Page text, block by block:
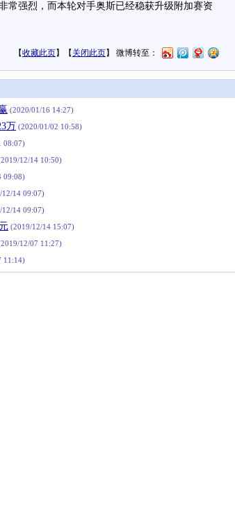
强烈，而本轮对手奥斯已经稳获升级附加赛资
【收藏此页】【 关闭此页】 微博转至：
(2020/01/16 14:27)
万 (2020/01/02 10:58)
08:07)
12/14 10:50)
09:08)
12/14 09:07)
12/14 09:07)
(2019/12/14 15:07)
12/07 11:27)
11:14)